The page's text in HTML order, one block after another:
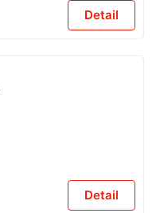
Detail
Detail